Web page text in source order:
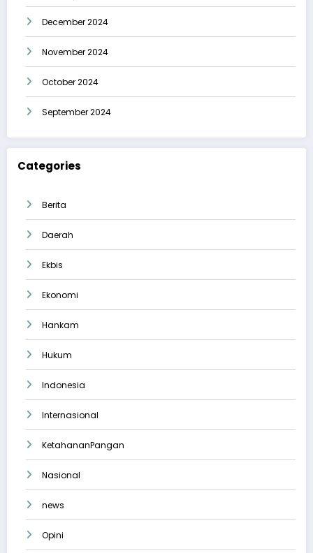
December 2024
November 2024
October 2024
September 2024
Categories
Berita
Daerah
Ekbis
Ekonomi
Hankam
Hukum
Indonesia
Internasional
KetahananPangan
Nasional
news
Opini